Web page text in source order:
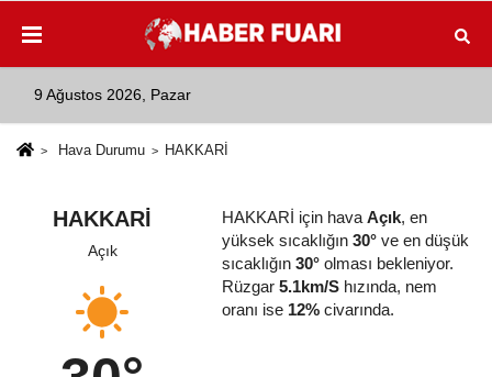
9 Ağustos 2026, Pazar
Hava Durumu HAKKARİ
HAKKARİ
Açık
HAKKARİ için hava Açık, en
yüksek sıcaklığın 30°ve en düşük
sıcaklığın 30°olması bekleniyor.
Rüzgar 5.1km/Shızında, nem
oranı ise 12%civarında.